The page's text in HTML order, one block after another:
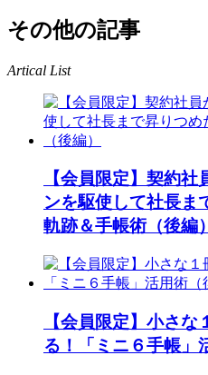
その他の記事
Artical List
【会員限定】契約
ンを駆使して社長ま
軌跡＆手帳術（後編）
【会員限定】小さ
る！「ミニ６手帳」